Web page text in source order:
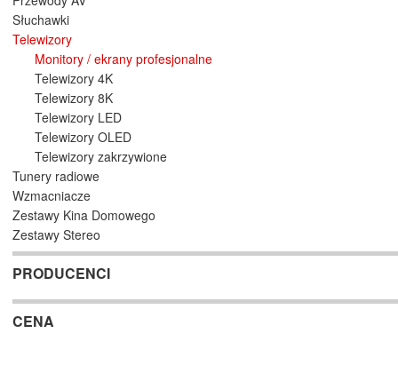
Słuchawki
Telewizory
Monitory / ekrany profesjonalne
Telewizory 4K
Telewizory 8K
Telewizory LED
Telewizory OLED
Telewizory zakrzywione
Tunery radiowe
Wzmacniacze
Zestawy Kina Domowego
Zestawy Stereo
PRODUCENCI
CENA